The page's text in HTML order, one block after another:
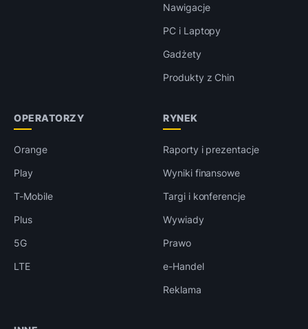
Nawigacje
PC i Laptopy
Gadżety
Produkty z Chin
OPERATORZY
Orange
Play
T-Mobile
Plus
5G
LTE
RYNEK
Raporty i prezentacje
Wyniki finansowe
Targi i konferencje
Wywiady
Prawo
e-Handel
Reklama